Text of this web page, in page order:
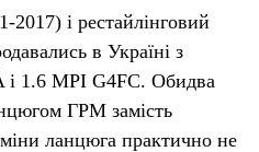
і рестайлінговий
в Україні з
і 1.6 MPI G4FC. Обидва
ГРМ замість
ланцюга практично не